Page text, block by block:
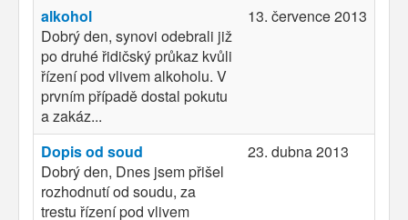
alkohol
Dobrý den, synovi odebrali již
po druhé řidičský průkaz kvůli
řízení pod vlivem alkoholu. V
prvním případě dostal pokutu
a zakáz...
13. července 2013
Dopis od soud
Dobrý den, Dnes jsem přišel
rozhodnutí od soudu, za
trestu řízení pod vlivem
23. dubna 2013